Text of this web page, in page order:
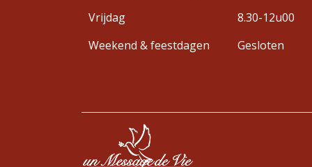
Vrijdag
8.30-12u00
Weekend & feestdagen
Gesloten